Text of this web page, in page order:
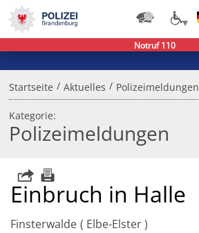
Startseite / Aktuelles / Polizeimeldungen
Kategorie:
Polizeimeldungen
Einbruch in Halle
Finsterwalde Elbe-Elster
Notruf 110